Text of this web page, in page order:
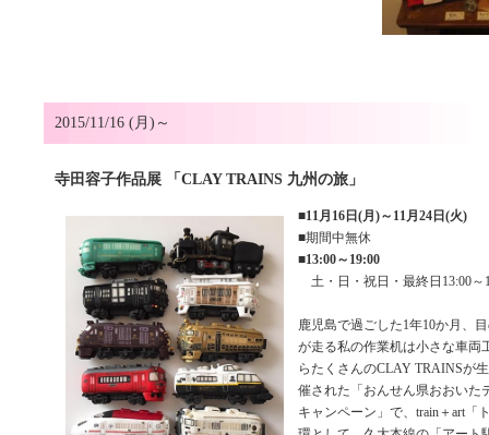
2015/11/16 (月)～
寺田容子作品展 「CLAY TRAINS 九州の旅」
■11月16日(月)～11月24日(火)
■期間中無休
■13:00～19:00
土・日・祝日・最終日13:00～
鹿児島で過ごした1年10か月、
が走る私の作業机は小さな車両
らたくさんのCLAY TRAINSが
催された「おんせん県おおいた
キャンペーン」で、train＋art「